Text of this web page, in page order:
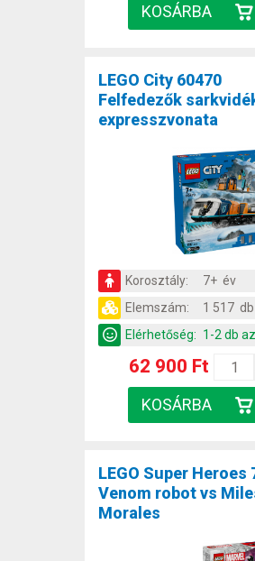
LEGO City 60470
Felfedezők
expresszvonata
Korosztály:
7+ év
Elemszám:
1 517 db
Elérhetőség: 1-2 db
62 900 Ft
LEGO Super Heroes
Venom robot vs
Morales